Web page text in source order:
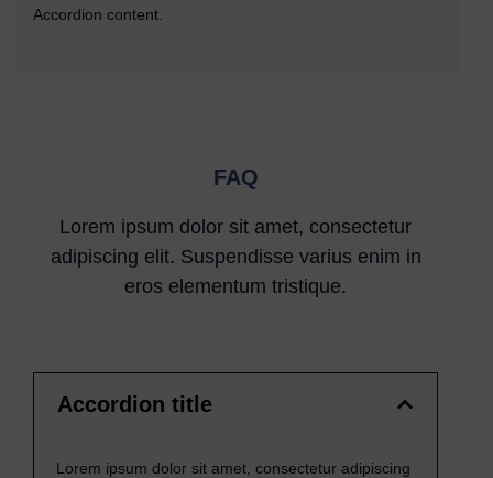
Accordion content.
FAQ
Lorem ipsum dolor sit amet, consectetur
adipiscing elit. Suspendisse varius enim in
eros elementum tristique.
Accordion title
Lorem ipsum dolor sit amet, consectetur adipiscing